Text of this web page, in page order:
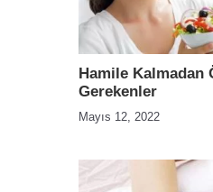
Hamile Kalmadan
Gerekenler
Mayıs 12, 2022